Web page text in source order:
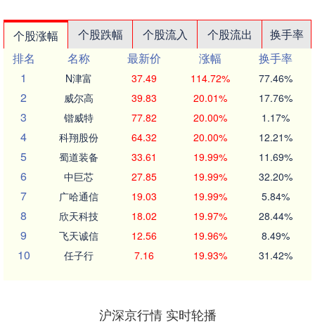
个股涨幅 个股跌幅 个股流入 个股流出
换手率
排名
名称 最新价 涨幅
换手率
1
N津富 37.49 114.72% 77.46%
2 威尔高 39.83 20.01% 17.76%
3 锴威特 77.82 20.00% 1.17%
4 科翔股份 64.32 20.00% 12.21%
5 蜀道装备 33.61 19.99% 11.69%
6 中巨芯 27.85 19.99% 32.20%
7 广哈通信 19.03 19.99% 5.84%
8 欣天科技 18.02 19.97% 28.44%
9 飞天诚信 12.56 19.96% 8.49%
10 任子行 7.16 19.93% 31.42%
沪深京行情 实时轮播